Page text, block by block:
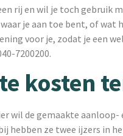
rij en wil je toch gebruik
je aan toe bent, of wat
voor je, zodat je een
7200200.
kosten
wil de gemaakte
hebben ze twee ijzers in